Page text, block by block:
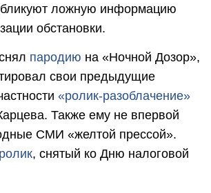
ложную информацию
обстановки.
пародию на «Ночной Дозор»,
свои предыдущие
«ролик-разоблачение»
Также ему не впервой
СМИ «желтой прессой».
ролик, снятый ко Дню налоговой